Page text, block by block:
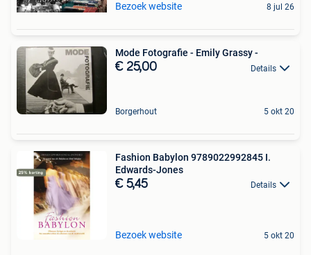
Bezoek website 8 jul 26
Mode Fotografie - Emily Grassy -
€ 25,00 Details
Borgerhout 5 okt 20
Fashion Babylon 9789022992845 I.
Edwards-Jones
€ 5,45 Details
Bezoek website 5 okt 20